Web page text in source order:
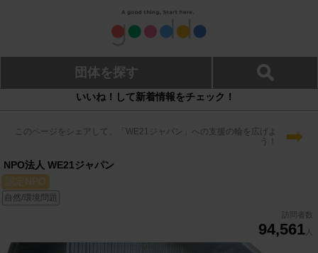
団体を探す
いいね！して新着情報をチェック！
このページをシェアして、「WE21ジャパン」への支援の輪を広げよ
う！
➡
NPO法人 WE21ジャパン
認定NPO
自然/環境問題
訪問者数
94,561 人